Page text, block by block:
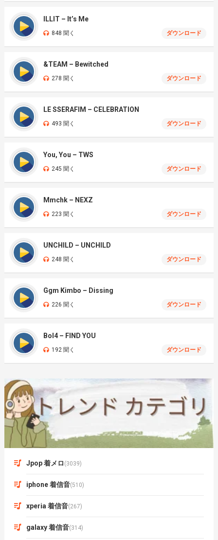
ILLIT – It’s Me
848 聞く ダウンロード
&TEAM – Bewitched
278 聞く ダウンロード
LE SSERAFIM – CELEBRATION
493 聞く ダウンロード
You, You – TWS
245 聞く ダウンロード
Mmchk – NEXZ
223 聞く ダウンロード
UNCHILD – UNCHILD
248 聞く ダウンロード
Ggm Kimbo – Dissing
226 聞く ダウンロード
Bol4 – FIND YOU
192 聞く ダウンロード
Jpop 着メロ (3039)
iphone 着信音(510)
xperia 着信音(267)
galaxy 着信音(314)